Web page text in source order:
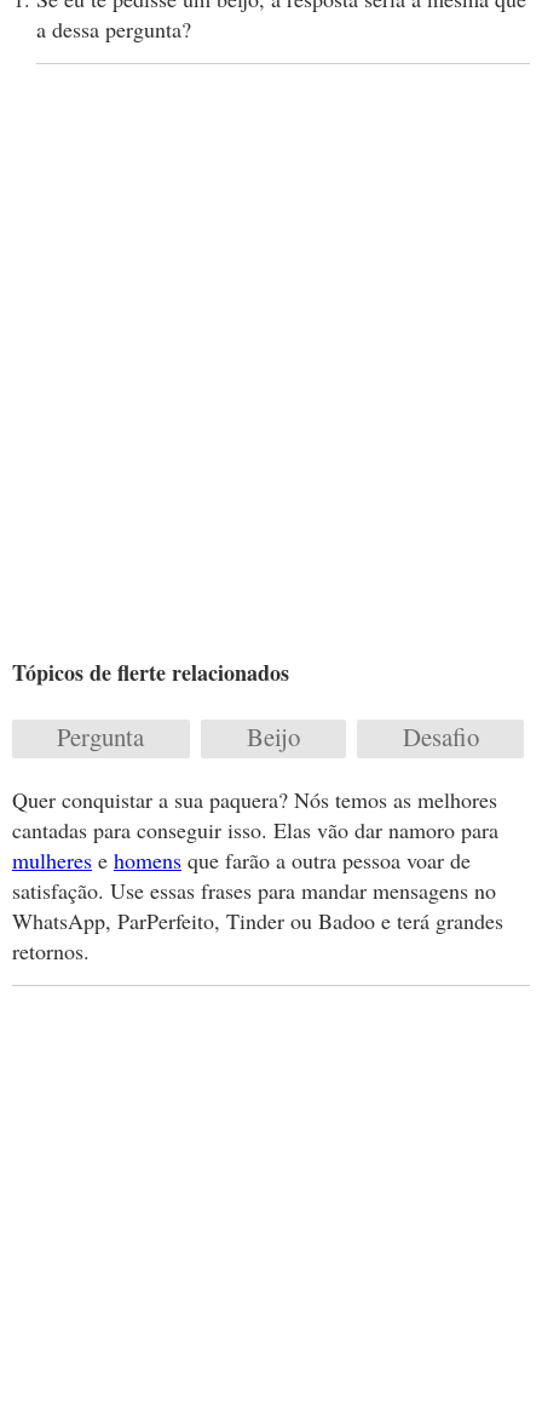
a dessa pergunta?
Tópicos de flerte relacionados
Pergunta Beijo Desafio
Quer conquistar a sua paquera? Nós temos as melhores
cantadas para conseguir isso. Elas vão dar namoro para
mulheres e homens que farão a outra pessoa voar de
satisfação. Use essas frases para mandar mensagens no
WhatsApp, ParPerfeito, Tinder ou Badoo e terá grandes
retornos.